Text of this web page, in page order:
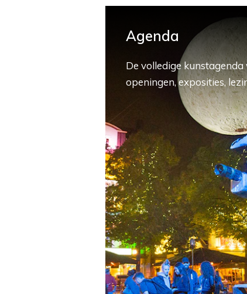
Agenda
De volledige kunstagenda
openingen, exposities,